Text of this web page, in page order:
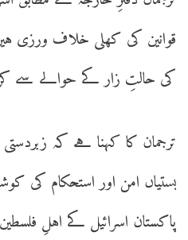
قوانین کی کھلی خلاف ورزی
کی حالتِ زار کے حوالے سے
ترجمان کا کہنا ہے کہ زبردستی
بستیاں امن اور استحکام کی
پاکستان اسرائیل کے اہلِ